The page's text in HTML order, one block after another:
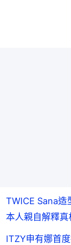
TWICE Sana
本人親自解釋真
ITZY申有娜首